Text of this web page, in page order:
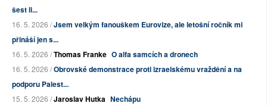
šest li...
16. 5. 2026 /Jsem velkým fanouškem Eurovize, ale letošní ročník mi
přináší jen s...
16. 5. 2026 /Thomas Franke O alfa samcích a dronech
16. 5. 2026 /Obrovské demonstrace proti izraelskému vraždění a na
podporu Palest...
15. 5. 2026 /Jaroslav Hutka Nechápu